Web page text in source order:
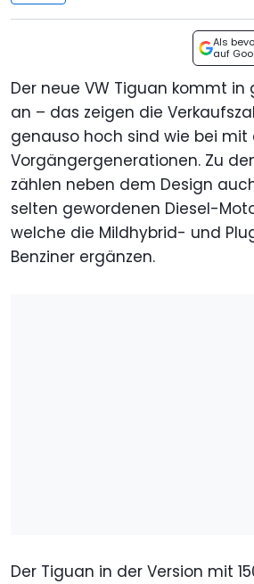
Als
auf
Der neue VW Tiguan kommt in
an – das zeigen die
genauso hoch sind wie bei mit
Vorgängergenerationen. Zu
zählen neben dem Design
selten gewordenen Diesel-
welche die Mildhybrid- und
Benziner ergänzen.
Der Tiguan in der Version mit